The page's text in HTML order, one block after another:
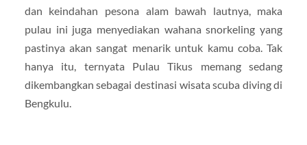
dan keindahan pesona alam bawah lautnya, maka
pulau ini juga menyediakan wahana snorkeling yang
pastinya akan sangat menarik untuk kamu coba. Tak
hanya itu, ternyata Pulau Tikus memang sedang
dikembangkan sebagai destinasi wisata scuba diving di
Bengkulu.